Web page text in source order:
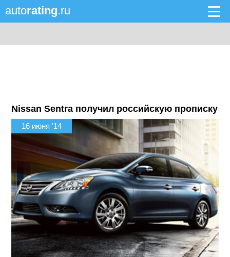
autorating.ru
Nissan Sentra получил российскую прописку
16 июня '14